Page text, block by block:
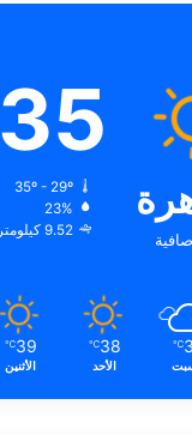
35
35º - 29º
23%
9.52 كيلومتر/ساعة
℃
38
℃
الأحد
39
℃
الأثنين